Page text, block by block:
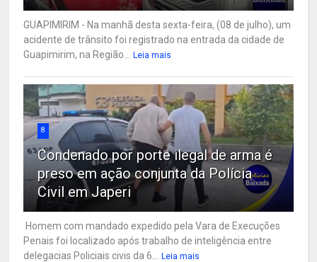
GUAPIMIRIM - Na manhã desta sexta-feira, (08 de julho), um
acidente de trânsito foi registrado na entrada da cidade de
Guapimirim, na Região...
Leia mais
8
Condenado por porte ilegal de arma é
preso em ação conjunta da Polícia
Civil em Japeri
Homem com mandado expedido pela Vara de Execuções
Penais foi localizado após trabalho de inteligência entre
delegacias Policiais civis da 6...
Leia mais